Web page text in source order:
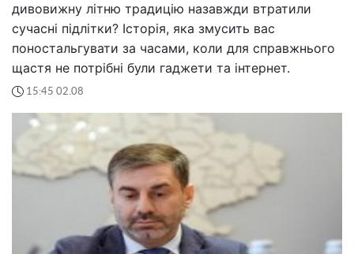
дивовижну літню традицію назавжди втратили
сучасні підлітки? Історія, яка змусить вас
поностальгувати за часами, коли для справжнього
щастя не потрібні були гаджети та інтернет.
15:45 02.08